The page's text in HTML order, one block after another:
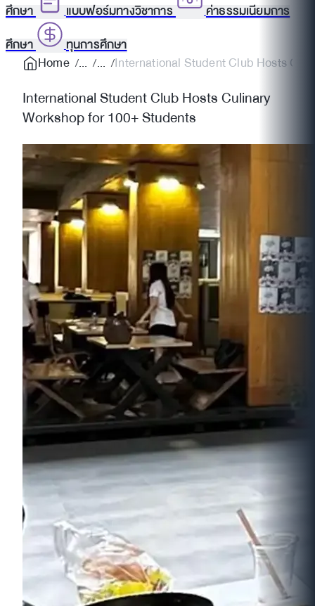
ศึกษา
แบบฟอร์มทางวิชาการ
ค่าธรรมเนียมการ
ศึกษา
ทุนการศึกษา
Home
International Student Club Hosts
International Student Club Hosts Culinary
Workshop for 100+ Students